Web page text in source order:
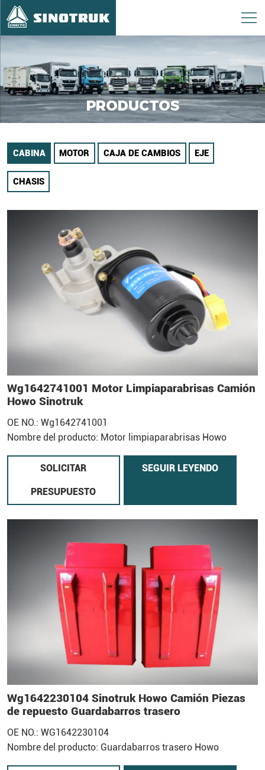
PRODUCTOS
CABINA MOTOR CAJA DE CAMBIOS EJE
CHASIS
Wg1642741001 Motor Limpiaparabrisas Camión
Howo Sinotruk
OE NO.: Wg1642741001
Nombre del producto: Motor limpiaparabrisas Howo
SOLICITAR
PRESUPUESTO
SEGUIR LEYENDO
Wg1642230104 Sinotruk Howo Camión Piezas
de repuesto Guardabarros trasero
OE NO.: WG1642230104
Nombre del producto: Guardabarros trasero Howo